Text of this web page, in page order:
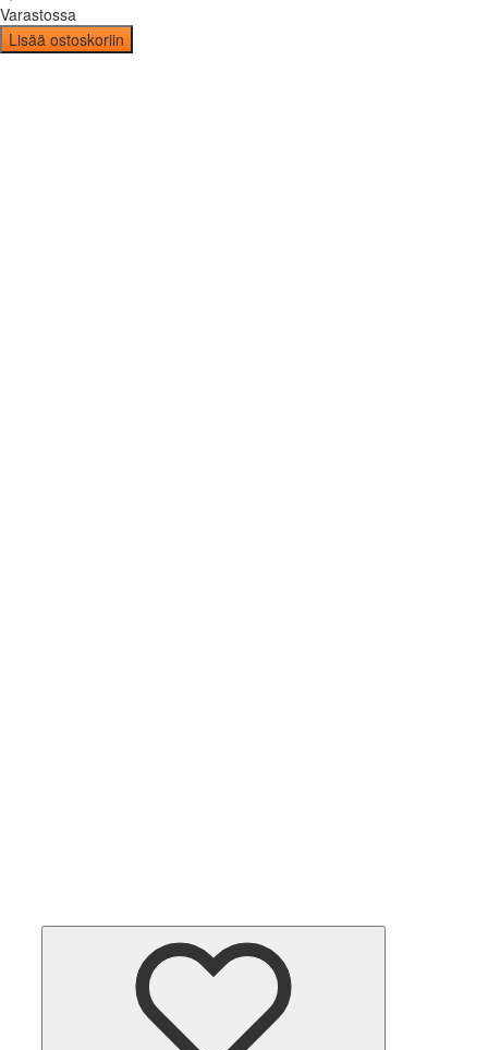
Varastossa
Lisää ostoskoriin